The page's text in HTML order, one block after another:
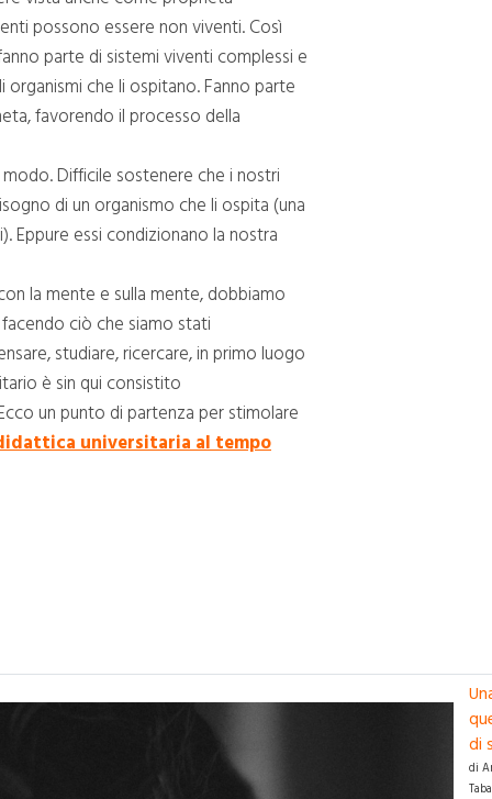
possono essere non viventi. Così
parte di sistemi viventi complessi e
che li ospitano. Fanno parte
favorendo il processo della
Difficile sostenere che i nostri
di un organismo che li ospita (una
Eppure essi condizionano la nostra
la mente e sulla mente, dobbiamo
ciò che siamo stati
studiare, ricercare, in primo luogo
è sin qui consistito
un punto di partenza per stimolare
universitaria al tempo
di
di